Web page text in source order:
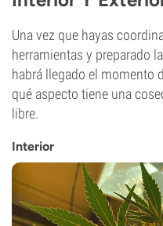
Una vez que hayas
herramientas y preparado
habrá llegado el momento
qué aspecto tiene una
libre.
Interior